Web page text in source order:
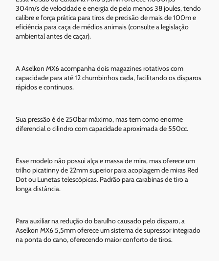
304m/s de velocidade e energia de pelo menos 38 joules, tendo
calibre e força prática para tiros de precisão de mais de 100m e
eficiência para caça de médios animais (consulte a legislação
ambiental antes de caçar).
A Aselkon MX6 acompanha dois magazines rotativos com
capacidade para até 12 chumbinhos cada, facilitando os disparos
rápidos e contínuos.
Sua pressão é de 250bar máximo, mas tem como enorme
diferencial o cilindro com capacidade aproximada de 550cc.
Esse modelo não possui alça e massa de mira, mas oferece um
trilho picatinny de 22mm superior para acoplagem de miras Red
Dot ou Lunetas telescópicas. Padrão para carabinas de tiro a
longa distância.
Para auxiliar na redução do barulho causado pelo disparo, a
Aselkon MX6 5,5mm oferece um sistema de supressor integrado
na ponta do cano, oferecendo maior conforto de tiros.